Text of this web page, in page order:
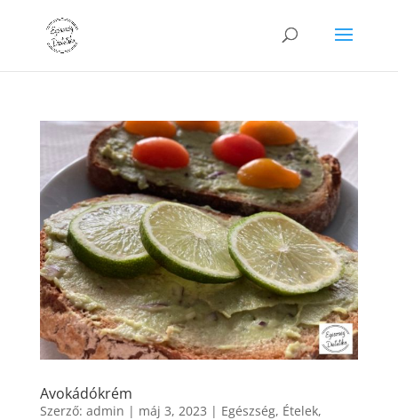
Avokádókrém
Szerző: admin | máj 3, 2023 | Egészség, Ételek,